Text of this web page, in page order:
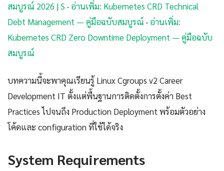
สมบูรณ์ 2026 | S · อ่านเพิ่ม: Kubernetes CRD Technical
Debt Management — คู่มือฉบับสมบูรณ์ · อ่านเพิ่ม:
Kubernetes CRD Zero Downtime Deployment — คู่มือฉบับ
สมบูรณ์
บทความนี้จะพาคุณเรียนรู้ Linux Cgroups v2 Career
Development IT ตั้งแต่พื้นฐานการติดตั้งการตั้งค่า Best
Practices ไปจนถึง Production Deployment พร้อมตัวอย่าง
โค้ดและ configuration ที่ใช้ได้จริง
System Requirements